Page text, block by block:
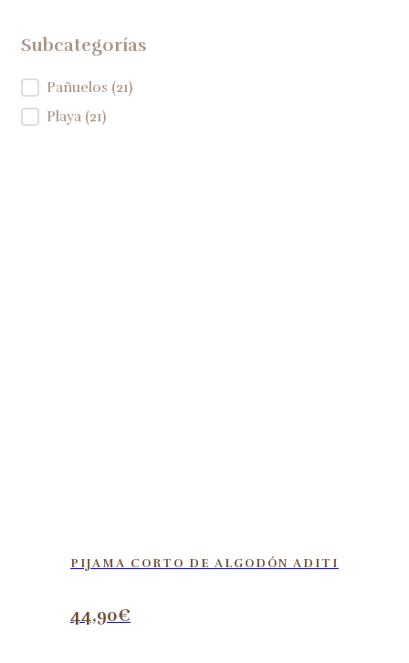
Subcategorías
Subcategorías
Pañuelos (21)
Playa (21)
PIJAMA CORTO DE ALGODÓN ADITI
44,90€